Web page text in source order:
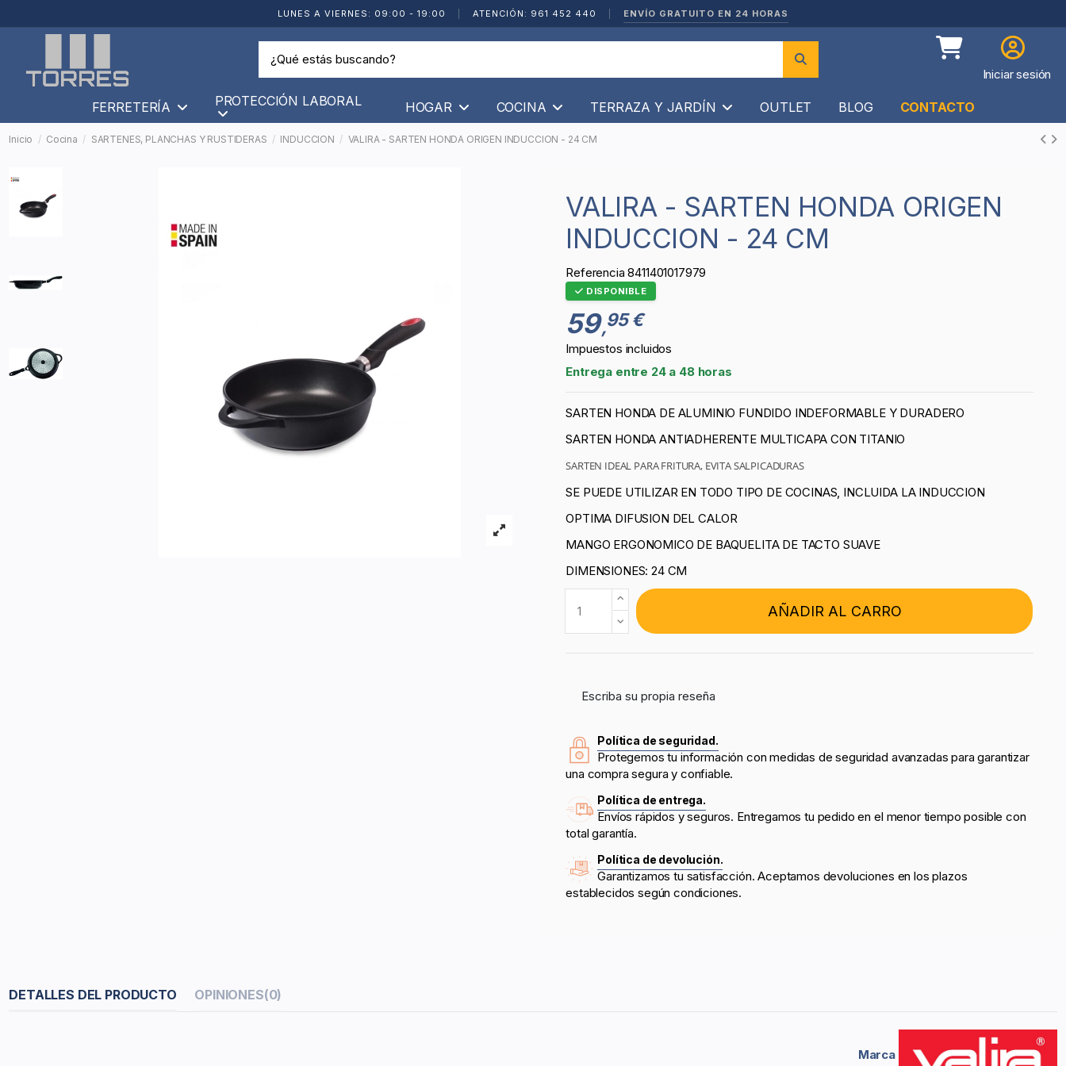
LUNES A VIERNES: 09:00 - 19:00 ATENCIÓN: 961 452 440 ENVÍO GRATUITO EN 24 HORAS
Iniciar sesión
FERRETERÍA PROTECCIÓN LABORAL HOGAR COCINA TERRAZA Y JARDÍN OUTLET BLOG CONTACTO
Inicio Cocina SARTENES, PLANCHAS Y RUSTIDERAS INDUCCION VALIRA - SARTEN HONDA ORIGEN INDUCCION - 24 CM
VALIRA - SARTEN HONDA ORIGEN
INDUCCION - 24 CM
Referencia 8411401017979
DISPONIBLE
59,95 €
Impuestos incluidos
Entrega entre 24 a 48 horas
SARTEN HONDA DE ALUMINIO FUNDIDO INDEFORMABLE Y DURADERO
SARTEN HONDA ANTIADHERENTE MULTICAPA CON TITANIO
SARTEN IDEAL PARA FRITURA, EVITA SALPICADURAS
SE PUEDE UTILIZAR EN TODO TIPO DE COCINAS, INCLUIDA LA INDUCCION
OPTIMA DIFUSION DEL CALOR
MANGO ERGONOMICO DE BAQUELITA DE TACTO SUAVE
DIMENSIONES: 24 CM
AÑADIR AL CARRO
Escriba su propia reseña
Política de seguridad.
Protegemos tu información con medidas de seguridad avanzadas para garantizar
una compra segura y confiable.
Política de entrega.
Envíos rápidos y seguros. Entregamos tu pedido en el menor tiempo posible con
total garantía.
Política de devolución.
Garantizamos tu satisfacción. Aceptamos devoluciones en los plazos
establecidos según condiciones.
DETALLES DEL PRODUCTO OPINIONES(0)
Marca